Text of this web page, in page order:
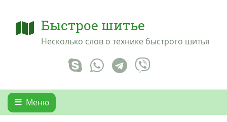
Быстрое шитье
Несколько слов о технике быстрого шитья
Меню